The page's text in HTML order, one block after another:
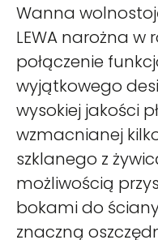
Wanna
LEWA narożna w
połączenie
wyjątkowego
wysokiej jakości
wzmacnianej
szklanego z
możliwością
bokami do
znaczną